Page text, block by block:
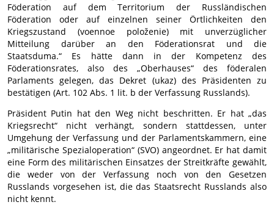
Föderation auf dem Territorium der Russländischen
Föderation oder auf einzelnen seiner Örtlichkeiten den
Kriegszustand (voennoe položenie) mit unverzüglicher
Mitteilung darüber an den Föderationsrat und die
Staatsduma.“ Es hätte dann in der Kompetenz des
Föderationsrates, also des „Oberhauses“ des föderalen
Parlaments gelegen, das Dekret (ukaz) des Präsidenten zu
bestätigen (Art. 102 Abs. 1 lit. b der Verfassung Russlands).
Präsident Putin hat den Weg nicht beschritten. Er hat „das
Kriegsrecht“ nicht verhängt, sondern stattdessen, unter
Umgehung der Verfassung und der Parlamentskammern, eine
„militärische Spezialoperation“ (SVO) angeordnet. Er hat damit
eine Form des militärischen Einsatzes der Streitkräfte gewählt,
die weder von der Verfassung noch von den Gesetzen
Russlands vorgesehen ist, die das Staatsrecht Russlands also
nicht kennt.